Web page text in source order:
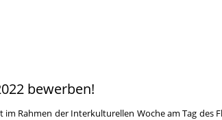
bewerben!
im Rahmen der Interkulturellen Woche am Tag des